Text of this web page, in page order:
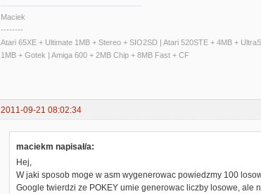
Maciek
--------
Atari 65XE + Ultimate 1MB + Stereo + SIO2SD | Atari 520STE + 4MB +
1MB + Gotek | Amiga 600 + 2MB Chip + 8MB Fast + CF
2011-09-21 08:02:34
maciekm napisał/a:
Hej,
W jaki sposob moge w asm wygenerowac powiedzmy 100
Google twierdzi ze POKEY umie generowac liczby losowe,